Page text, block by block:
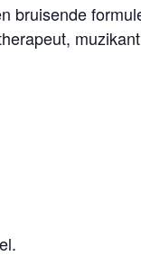
bruisende